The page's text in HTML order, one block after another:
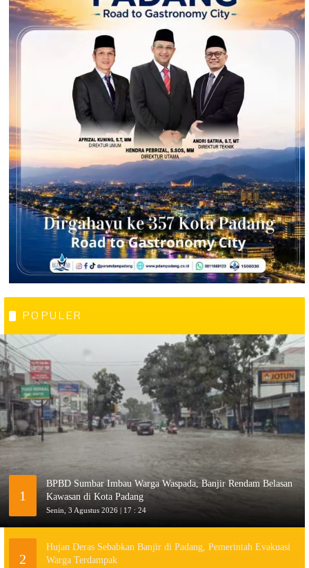
POPULER
1
BPBD Sumbar Imbau Warga Waspada, Banjir Rendam Belasan
Kawasan di Kota Padang
Senin, 3 Agustus 2026 | 17 : 24
2
Hujan Deras Sebabkan Banjir di Padang, Pemerintah Evakuasi
Warga Terdampak